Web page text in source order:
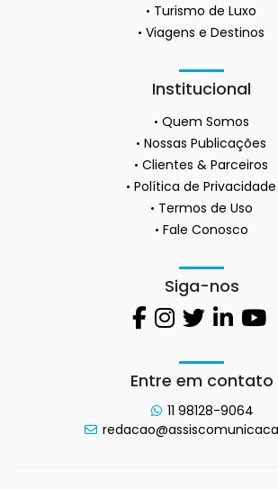
Turismo de Luxo
Viagens e Destinos
Institucional
Quem Somos
Nossas Publicações
Clientes & Parceiros
Política de Privacidade
Termos de Uso
Fale Conosco
Siga-nos
Entre em contato
11 98128-9064